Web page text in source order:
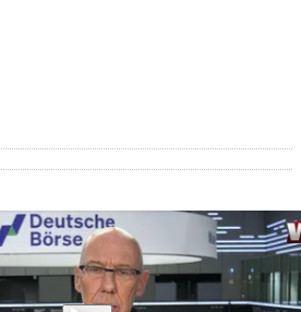
dieses Videos
an Youtube übertragen.